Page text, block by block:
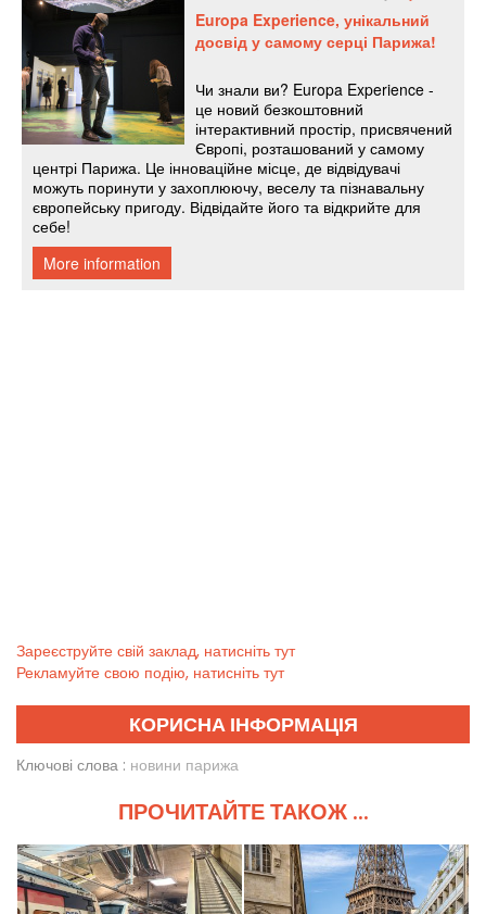
Зареєструйте свій заклад, натисніть тут
Рекламуйте свою подію, натисніть тут
КОРИСНА ІНФОРМАЦІЯ
Ключові слова : новини парижа
ПРОЧИТАЙТЕ ТАКОЖ ...